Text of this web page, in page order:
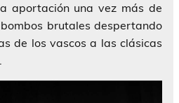
aportación una vez más de
brutales despertando
de los vascos a las clásicas